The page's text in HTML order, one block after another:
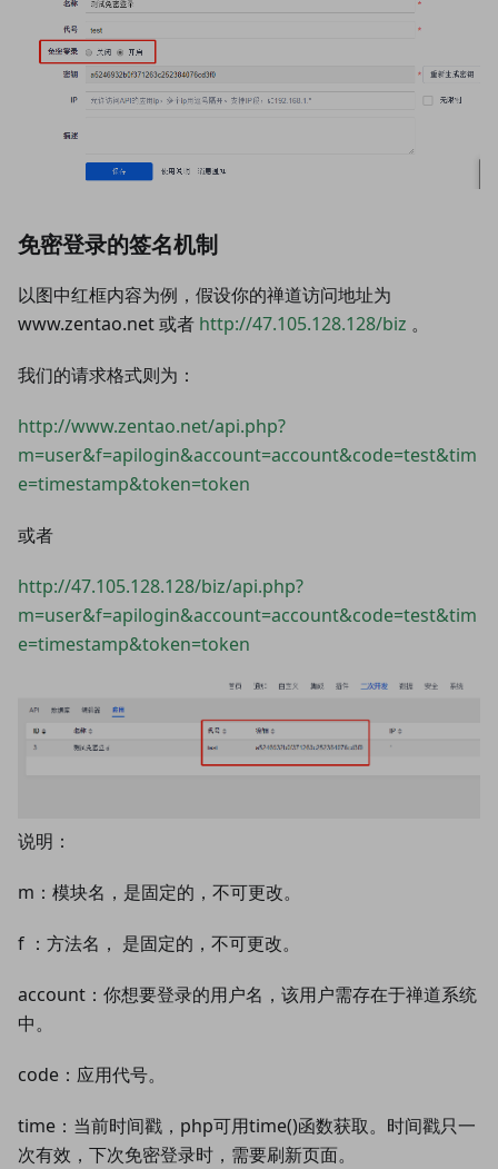
免密登录的签名机制
以图中红框内容为例，假设你的禅道访问地址为
www.zentao.net 或者 http://47.105.128.128/biz 。
我们的请求格式则为：
http://www.zentao.net/api.php?
m=user&f=apilogin&account=account&code=test&tim
e=timestamp&token=token
或者
http://47.105.128.128/biz/api.php?
m=user&f=apilogin&account=account&code=test&tim
e=timestamp&token=token
说明：
m：模块名，是固定的，不可更改。
f ：方法名， 是固定的，不可更改。
account：你想要登录的用户名，该用户需存在于禅道系统
中。
code：应用代号。
time：当前时间戳，php可用time()函数获取。时间戳只一
次有效，下次免密登录时，需要刷新页面。